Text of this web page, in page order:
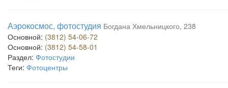
Аэрокосмос, фотостудия Богдана Хмельницкого, 238
Основной: (3812) 54-06-72
Основной: (3812) 54-58-01
Раздел: Фотостудии
Теги: Фотоцентры